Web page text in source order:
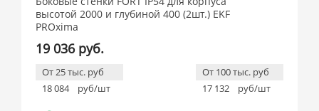
высотой 2000 и глубиной 400 (2шт.) EKF
PROxima
19 036 руб.
От 25 тыс. руб
18 084
руб/шт
От 100 тыс. руб
17 132
руб/шт